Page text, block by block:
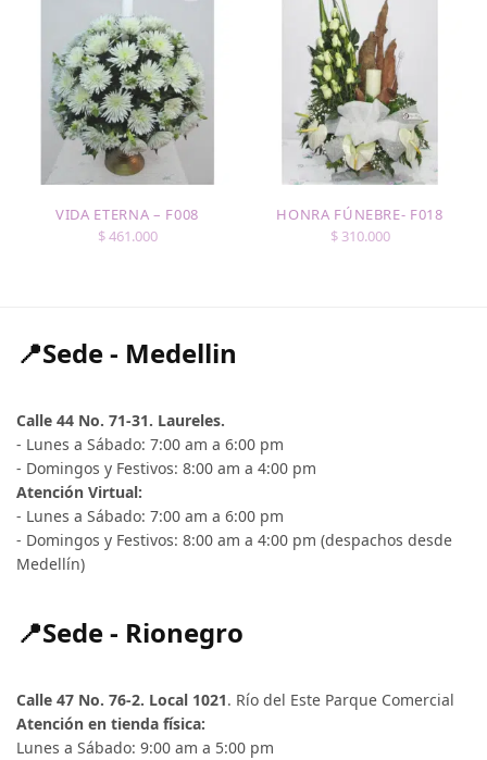
VIDA ETERNA – F008
$461.000
HONRA FÚNEBRE- F018
$310.000
📍Sede - Medellin
Calle 44 No. 71-31. Laureles.
- Lunes a Sábado: 7:00 am a 6:00 pm
- Domingos y Festivos: 8:00 am a 4:00 pm
Atención Virtual:
- Lunes a Sábado: 7:00 am a 6:00 pm
- Domingos y Festivos: 8:00 am a 4:00 pm (despachos desde
Medellín)
📍Sede - Rionegro
Calle 47 No. 76-2. Local 1021. Río del Este Parque Comercial
Atención en tienda física:
Lunes a Sábado: 9:00 am a 5:00 pm